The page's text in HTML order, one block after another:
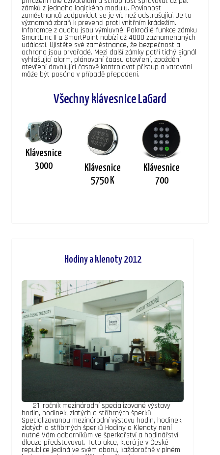
zámků z jednoho logického modulu. Povinnost
zaměstnanců zodpovídat se je víc než odstrašující. Je to
významná zbraň k prevenci proti vnitřním krádežím.
Inforamce z auditu jsou výmluvné. Pokročilé funkce zámku
SmartLinc II a SmartPoint nabízí až 4000 zaznamenaných
událostí. Ujistěte své zaměstnance, že bezpečnost a
ochrana jsou prvořadé. Mezi další zámky patří tichý signál
vyhlašující alarm, plánovaní čaasu otevření, zpoždění
otevření dovolující časově kontrolovat přístup a varování
může být posáno v případě přepadení.
Všechny klávesnice LaGard
Klávesnice
3000
Klávesnice
5750 K
Klávesnice
700
Hodiny a klenoty 2012
21. ročník mezinárodní specializované výstavy
hodin, hodinek, zlatých a stříbrných šperků.
Specializovanou mezinárodní výstavu hodin, hodinek,
zlatých a stříbrných šperků Hodiny a Klenoty není
nutné Vám odborníkům ve šperkařství a hodinářství
dlouze představovat. Tato akce, která je v České
republice jediná ve svém oboru, každoročně v plném